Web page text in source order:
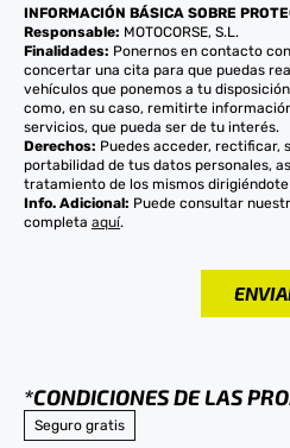
INFORMACIÓN BÁSICA SOBRE
Responsable: MOTOCORSE, S.L.
Finalidades: Ponernos en contacto
concertar una cita para que puedas
vehículos que ponemos a tu
como, en su caso, remitirte
servicios, que pueda ser de tu interés.
Derechos: Puedes acceder, rectificar,
portabilidad de tus datos personales,
tratamiento de los mismos dirigiéndote
Info. Adicional: Puede consultar
completa aquí.
*CONDICIONES DE LAS
Seguro gratis